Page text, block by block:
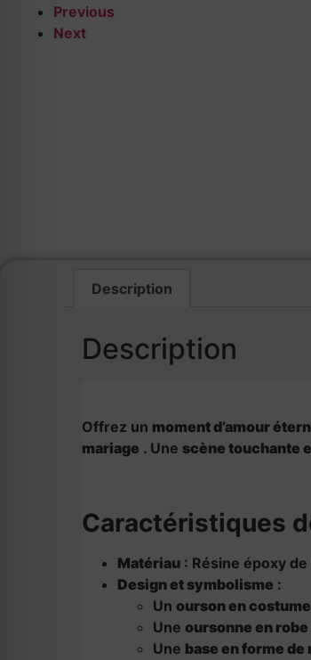
Previous
Next
Description
Description
Offrez un moment d’amour
mariage . Une scène touchante
Caractéristiques
Matériau : Résine époxy
Design et symbolisme :
Un ourson en
Une oursonne en robe
Une base en forme de